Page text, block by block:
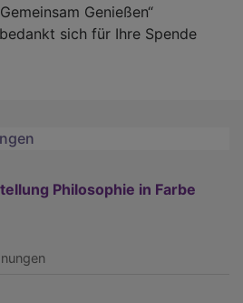
Genießen“
sich für Ihre Spende
Philosophie in Farbe